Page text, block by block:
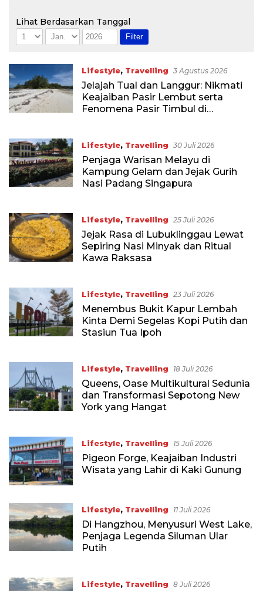
Lihat Berdasarkan Tanggal
Lifestyle, Travelling 3 Agustus 2026
Jelajah Tual dan Langgur: Nikmati
Keajaiban Pasir Lembut serta
Fenomena Pasir Timbul di
Lifestyle, Travelling 30 Juli 2026
Penjaga Warisan Melayu di
Kampung Gelam dan Jejak Gurih
Nasi Padang Singapura
Lifestyle, Travelling 25 Juli 2026
Jejak Rasa di Lubuklinggau Lewat
Sepiring Nasi Minyak dan Ritual
Kawa Raksasa
Lifestyle, Travelling 23 Juli 2026
Menembus Bukit Kapur Lembah
Kinta Demi Segelas Kopi Putih dan
Stasiun Tua Ipoh
Lifestyle, Travelling 18 Juli 2026
Queens, Oase Multikultural Sedunia
dan Transformasi Sepotong New
York yang Hangat
Lifestyle, Travelling 15 Juli 2026
Pigeon Forge, Keajaiban Industri
Wisata yang Lahir di Kaki Gunung
Lifestyle, Travelling 11 Juli 2026
Di Hangzhou, Menyusuri West Lake,
Penjaga Legenda Siluman Ular
Putih
Lifestyle, Travelling 8 Juli 2026